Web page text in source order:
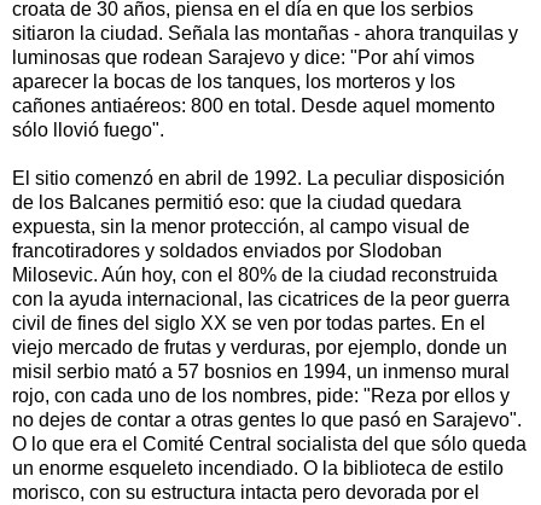
croata de 30 años, piensa en el día en que los serbios
sitiaron la ciudad. Señala las montañas - ahora tranquilas y
luminosas que rodean Sarajevo y dice: "Por ahí vimos
aparecer la bocas de los tanques, los morteros y los
cañones antiaéreos: 800 en total. Desde aquel momento
sólo llovió fuego".
El sitio comenzó en abril de 1992. La peculiar disposición
de los Balcanes permitió eso: que la ciudad quedara
expuesta, sin la menor protección, al campo visual de
francotiradores y soldados enviados por Slodoban
Milosevic. Aún hoy, con el 80% de la ciudad reconstruida
con la ayuda internacional, las cicatrices de la peor guerra
civil de fines del siglo XX se ven por todas partes. En el
viejo mercado de frutas y verduras, por ejemplo, donde un
misil serbio mató a 57 bosnios en 1994, un inmenso mural
rojo, con cada uno de los nombres, pide: "Reza por ellos y
no dejes de contar a otras gentes lo que pasó en Sarajevo".
O lo que era el Comité Central socialista del que sólo queda
un enorme esqueleto incendiado. O la biblioteca de estilo
morisco, con su estructura intacta pero devorada por el